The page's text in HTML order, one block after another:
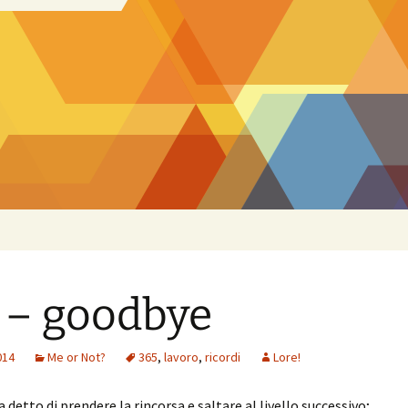
– goodbye
Me or Not? 365, lavoro, ricordi Lore!